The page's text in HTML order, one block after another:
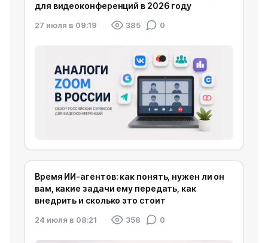
для видеоконференций в 2026 году
27 июля в 09:19 385 0
Время ИИ-агентов: как понять, нужен ли он
вам, какие задачи ему передать, как
внедрить и сколько это стоит
24 июля в 08:21 358 0